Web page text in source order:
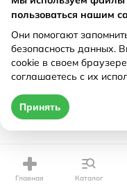
Главная Каталог
пользоваться нашим
Они помогают
безопасность данных.
cookie в своем
соглашаетесь с их
Принять